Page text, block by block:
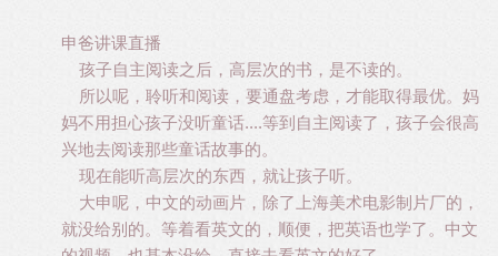
申爸讲课直播
孩子自主阅读之后，高层次的书，是不读的。
所以呢，聆听和阅读，要通盘考虑，才能取得最优。妈
妈不用担心孩子没听童话....等到自主阅读了，孩子会很高
兴地去阅读那些童话故事的。
现在能听高层次的东西，就让孩子听。
大申呢，中文的动画片，除了上海美术电影制片厂的，
就没给别的。等着看英文的，顺便，把英语也学了。中文